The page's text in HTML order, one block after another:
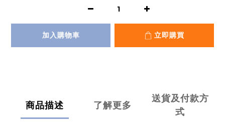
加入購物車 立即購買
商品描述 了解更多
送貨及付款方
式